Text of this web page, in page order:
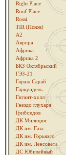
Right Place
Roof Place
Rossi
TIR (Псков)
А2
Аврора
Африка
Африка 2
БКЗ Октябрьский
ГЭЗ-21
Гараж Сарай
Гаркундель
Гигант-холл
Гнездо глухаря
Грибоедов
ДК Милиции
ДК им. Газа
ДК им. Горького
ДК им. Ленсовета
ДС Юбилейный